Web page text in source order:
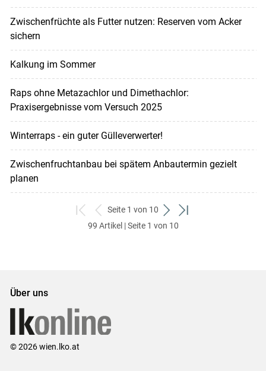
Zwischenfrüchte als Futter nutzen: Reserven vom Acker
sichern
Kalkung im Sommer
Raps ohne Metazachlor und Dimethachlor:
Praxisergebnisse vom Versuch 2025
Winterraps - ein guter Gülleverwerter!
Zwischenfruchtanbau bei spätem Anbautermin gezielt
planen
zum
ersten
zurück
zum
Seite 1 von 10
weiter
zum
zum
99 Artikel | Seite 1 von 10
Über uns
© 2026 wien.lko.at